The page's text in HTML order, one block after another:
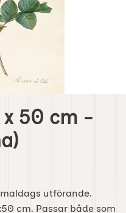
x 50 cm -
utförande.
cm. Passar både som